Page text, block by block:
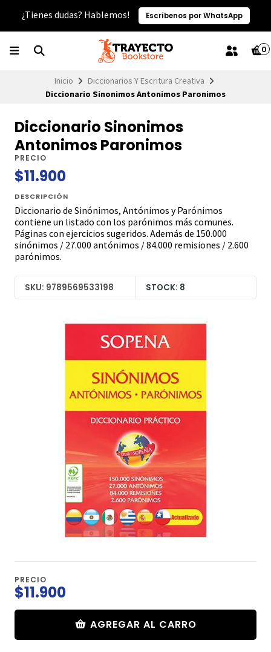
¿Tienes dudas? Hablemos! Escríbenos por WhatsApp
0
Inicio
Diccionarios Y Escritura Creativa
Diccionario Sinonimos Antonimos Paronimos
Diccionario Sinonimos
Antonimos Paronimos
PRECIO
$11.900
DESCRIPCIÓN
Diccionario de Sinónimos, Antónimos y Parónimos
contiene un listado con los parónimos más comunes.
Páginas con ejercicios sugeridos. Además de 150.000
sinónimos / 27.000 antónimos / 84.000 remisiones / 2.600
parónimos.
SKU: 9789569533198 STOCK: 8
PRECIO
$11.900
AGREGAR AL CARRO